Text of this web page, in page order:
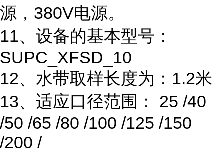
源， 380V电源。
11、设备的基本型号：
SUPC_XFSD_10
12、水带取样长度为： 1.2米
13、适应口径范围： 25 /40
/50 /65 /80 /100 /125 /150
/200 /